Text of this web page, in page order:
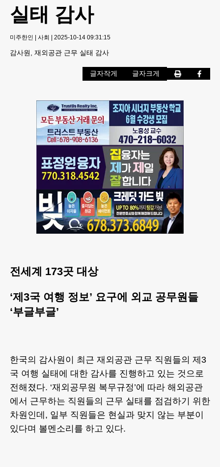
실태 감사
미주한인 | 사회 | 2025-10-14 09:31:15
감사원, 재외공관 근무 실태 감사
글자작게 글자크게
전세계 173곳 대상
‘제3국 여행 정보’ 요구에 외교 공무원들
‘부글부글’
한국의 감사원이 최근 재외공관 근무 직원들의 제3
국 여행 실태에 대한 감사를 진행하고 있는 것으로
전해졌다. ‘재외공무원 복무규정’에 따라 해외공관
에서 근무하는 직원들의 근무 실태를 점검하기 위한
차원인데, 일부 직원들은 현실과 맞지 않는 부분이
있다며 볼멘소리를 하고 있다.